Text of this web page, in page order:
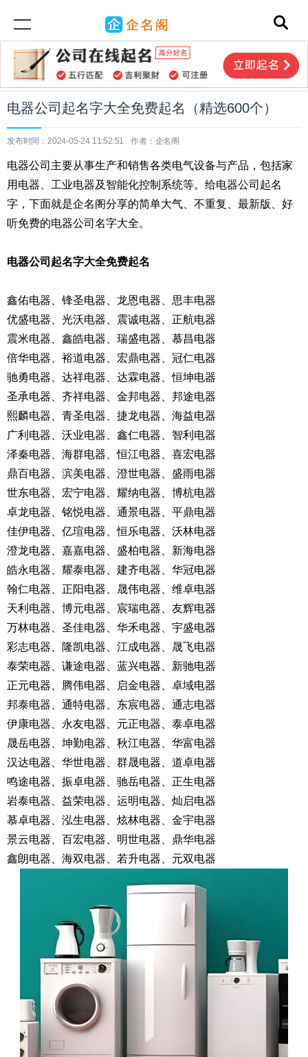
电器公司起名字大全免费起名（精选600个）
发布时间：2024-05-24 11:52:51 作者：企名阁
电器公司主要从事生产和销售各类电气设备与产品，包括家
用电器、工业电器及智能化控制系统等。给电器公司起名
字，下面就是企名阁分享的简单大气、不重复、最新版、好
听免费的电器公司名字大全。
电器公司起名字大全免费起名
鑫佑电器、锋圣电器、龙恩电器、思丰电器
优盛电器、光沃电器、震诚电器、正航电器
震米电器、鑫皓电器、瑞盛电器、慕昌电器
倍华电器、裕道电器、宏鼎电器、冠仁电器
驰勇电器、达祥电器、达霖电器、恒坤电器
圣承电器、齐祥电器、金邦电器、邦途电器
熙麟电器、青圣电器、捷龙电器、海益电器
广利电器、沃业电器、鑫仁电器、智利电器
泽秦电器、海群电器、恒江电器、喜宏电器
鼎百电器、滨美电器、澄世电器、盛雨电器
世东电器、宏宁电器、耀纳电器、博杭电器
卓龙电器、铭悦电器、通景电器、平鼎电器
佳伊电器、亿瑄电器、恒乐电器、沃林电器
澄龙电器、嘉嘉电器、盛柏电器、新海电器
皓永电器、耀泰电器、建齐电器、华冠电器
翰仁电器、正阳电器、晟伟电器、维卓电器
天利电器、博元电器、宸瑞电器、友辉电器
万林电器、圣佳电器、华禾电器、宇盛电器
彩志电器、隆凯电器、江成电器、晟飞电器
泰荣电器、谦途电器、蓝兴电器、新驰电器
正元电器、腾伟电器、启金电器、卓域电器
邦泰电器、通特电器、东宸电器、通志电器
伊康电器、永友电器、元正电器、泰卓电器
晟岳电器、坤勤电器、秋江电器、华富电器
汉达电器、华世电器、群晟电器、道卓电器
鸣途电器、振卓电器、驰岳电器、正生电器
岩泰电器、益荣电器、运明电器、灿启电器
慕卓电器、泓生电器、炫林电器、金宇电器
景云电器、百宏电器、明世电器、鼎华电器
鑫朗电器、海双电器、若升电器、元双电器